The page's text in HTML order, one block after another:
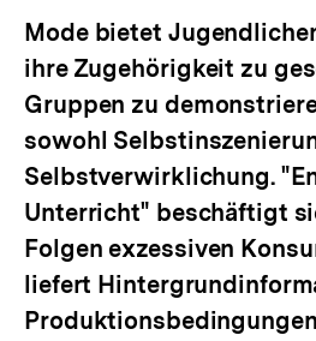
Mode bietet
ihre Zugehörigkeit zu
Gruppen zu
sowohl
Selbstverwirklichung.
Unterricht" beschäftigt
Folgen exzessiven
liefert